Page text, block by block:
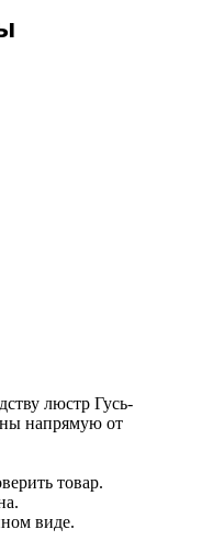
люстр Гусь-
напрямую от
товар.
виде.